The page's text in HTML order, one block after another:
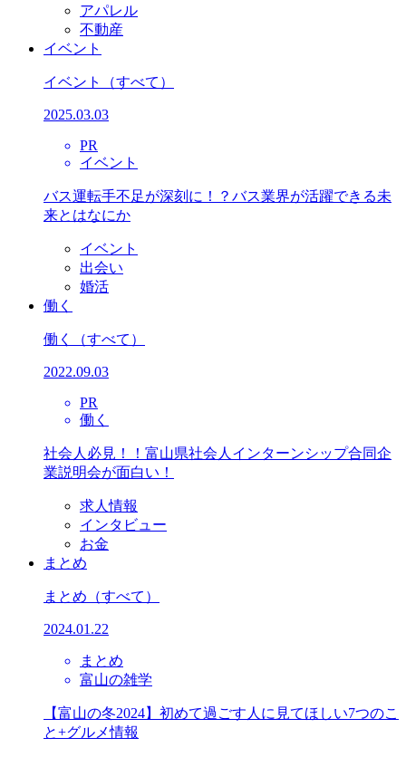
アパレル
不動産
イベント
イベント （すべて）
2025.03.03
PR
イベント
バス運転手不足が深刻に！？バス業界が活躍できる未
来とはなにか
イベント
出会い
婚活
働く
働く （すべて）
2022.09.03
PR
働く
社会人必見！！富山県社会人インターンシップ合同企
業説明会が面白い！
求人情報
インタビュー
お金
まとめ
まとめ （すべて）
2024.01.22
まとめ
富山の雑学
【富山の冬2024】初めて過ごす人に見てほしい7つのこ
と+グルメ情報